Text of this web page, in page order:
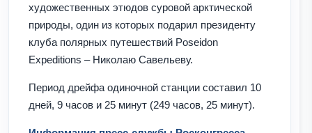
художественных этюдов суровой арктической
природы, один из которых подарил президенту
клуба полярных путешествий Poseidon
Expeditions – Николаю Савельеву.
Период дрейфа одиночной станции составил 10
дней, 9 часов и 25 минут (249 часов, 25 минут).